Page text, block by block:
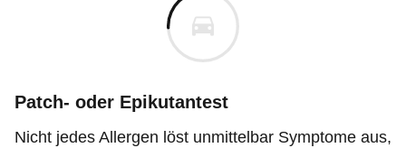
Patch- oder Epikutantest
Nicht jedes Allergen löst unmittelbar Symptome aus,